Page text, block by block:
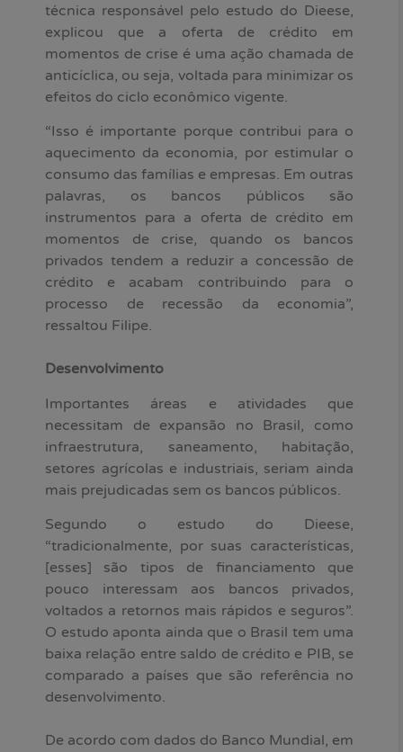
técnica responsável pelo estudo do Dieese,
explicou que a oferta de crédito em
momentos de crise é uma ação chamada de
anticíclica, ou seja, voltada para minimizar os
efeitos do ciclo econômico vigente.
“Isso é importante porque contribui para o
aquecimento da economia, por estimular o
consumo das famílias e empresas. Em outras
palavras, os bancos públicos são
instrumentos para a oferta de crédito em
momentos de crise, quando os bancos
privados tendem a reduzir a concessão de
crédito e acabam contribuindo para o
processo de recessão da economia”,
ressaltou Filipe.
Desenvolvimento
Importantes áreas e atividades que
necessitam de expansão no Brasil, como
infraestrutura, saneamento, habitação,
setores agrícolas e industriais, seriam ainda
mais prejudicadas sem os bancos públicos.
Segundo o estudo do Dieese,
“tradicionalmente, por suas características,
[esses] são tipos de financiamento que
pouco interessam aos bancos privados,
voltados a retornos mais rápidos e seguros”.
O estudo aponta ainda que o Brasil tem uma
baixa relação entre saldo de crédito e PIB, se
comparado a países que são referência no
desenvolvimento.
De acordo com dados do Banco Mundial, em